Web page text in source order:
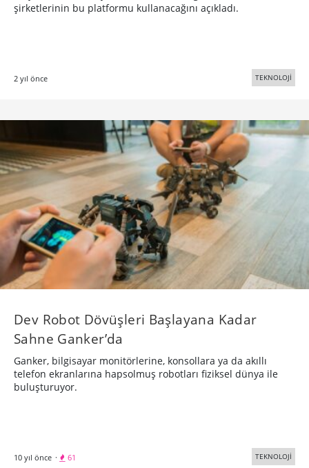
şirketlerinin bu platformu kullanacağını açıkladı.
2 yıl önce TEKNOLOJİ
Dev Robot Dövüşleri Başlayana Kadar
Sahne Ganker’da
Ganker, bilgisayar monitörlerine, konsollara ya da akıllı
telefon ekranlarına hapsolmuş robotları fiziksel dünya ile
buluşturuyor.
10 yıl önce · 61 TEKNOLOJİ